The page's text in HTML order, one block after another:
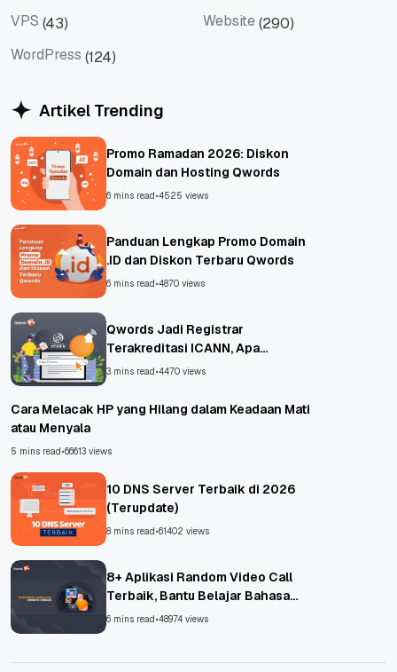
VPS (43) Website (290)
WordPress (124)
Artikel Trending
Promo Ramadan 2026: Diskon
Domain dan Hosting Qwords
6 mins read•4525 views
Panduan Lengkap Promo Domain
.ID dan Diskon Terbaru Qwords
6 mins read•4870 views
Qwords Jadi Registrar
Terakreditasi ICANN, Apa
Untungnya?
3 mins read•4470 views
Cara Melacak HP yang Hilang dalam Keadaan Mati
atau Menyala
5 mins read•66613 views
10 DNS Server Terbaik di 2026
(Terupdate)
8 mins read•61402 views
8+ Aplikasi Random Video Call
Terbaik, Bantu Belajar Bahasa
Asing!
6 mins read•48974 views